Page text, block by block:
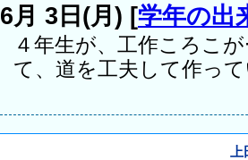
6月 3日(月) [学年の出
４年生が、工作ころこ
て、道を工夫して作っ